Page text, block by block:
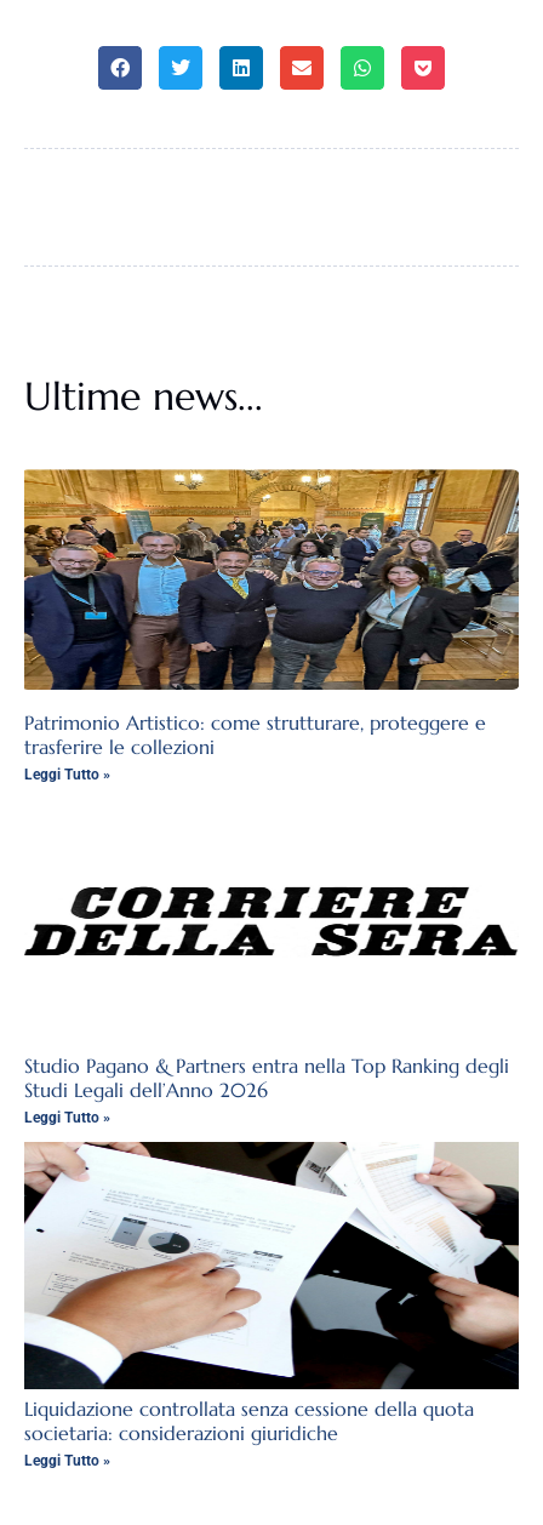
Ultime news...
Patrimonio Artistico: come strutturare, proteggere e
trasferire le collezioni
Leggi Tutto »
Studio Pagano & Partners entra nella Top Ranking degli
Studi Legali dell’Anno 2026
Leggi Tutto »
Liquidazione controllata senza cessione della quota
societaria: considerazioni giuridiche
Leggi Tutto »